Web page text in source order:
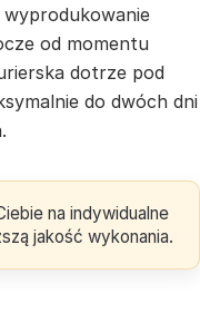
wyprodukowanie
od momentu
dotrze pod
do dwóch dni
na indywidualne
jakość wykonania.